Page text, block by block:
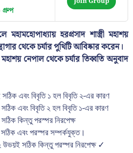
হরপ্রসাদ শাস্ত্রী মহাশয়
থেকে চর্যার পুথিটি আবিষ্কার করেন।
মহাশয় নেপাল থেকে চর্যার তিব্বতি অনুবাদ
এবং বিবৃতি ১ হল বিবৃতি ২-এর কারণ
এবং বিবৃতি ২ হল বিবৃতি ১-এর কারণ
কিন্তু পরস্পর নিরপেক্ষ
এবং পরস্পর সম্পর্কযুক্ত।
উভয়ই সঠিক কিন্তু পরস্পর নিরপেক্ষ ✓